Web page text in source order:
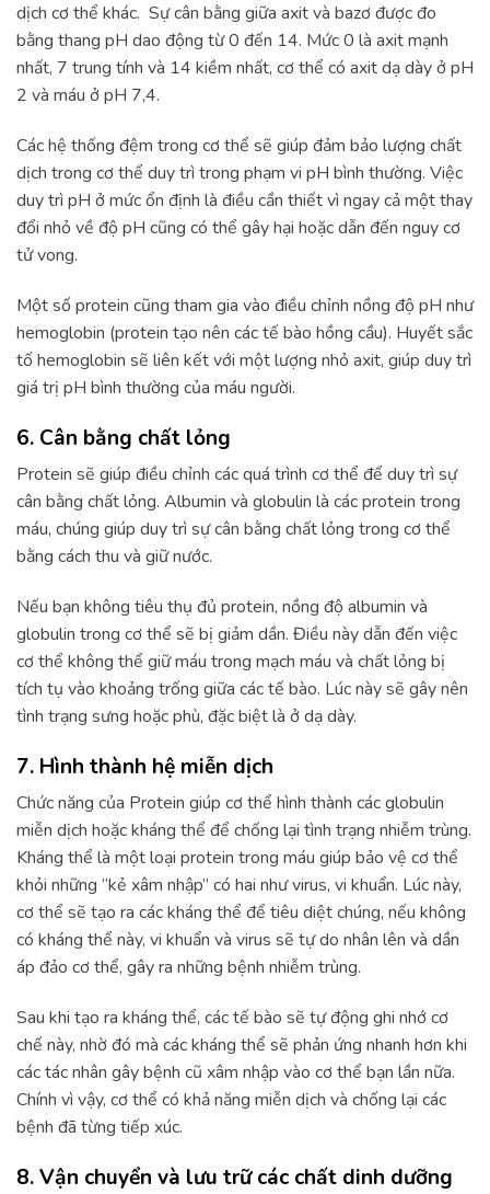
dịch cơ thể khác. Sự cân bằng giữa axit và bazơ được đo
bằng thang pH dao động từ 0 đến 14. Mức 0 là axit mạnh
nhất, 7 trung tính và 14 kiềm nhất, cơ thể có axit dạ dày ở pH
2 và máu ở pH 7,4.
Các hệ thống đệm trong cơ thể sẽ giúp đảm bảo lượng chất
dịch trong cơ thể duy trì trong phạm vi pH bình thường. Việc
duy trì pH ở mức ổn định là điều cần thiết vì ngay cả một thay
đổi nhỏ về độ pH cũng có thể gây hại hoặc dẫn đến nguy cơ
tử vong.
Một số protein cũng tham gia vào điều chỉnh nồng độ pH như
hemoglobin (protein tạo nên các tế bào hồng cầu). Huyết sắc
tố hemoglobin sẽ liên kết với một lượng nhỏ axit, giúp duy trì
giá trị pH bình thường của máu người.
6. Cân bằng chất lỏng
Protein sẽ giúp điều chỉnh các quá trình cơ thể để duy trì sự
cân bằng chất lỏng. Albumin và globulin là các protein trong
máu, chúng giúp duy trì sự cân bằng chất lỏng trong cơ thể
bằng cách thu và giữ nước.
Nếu bạn không tiêu thụ đủ protein, nồng độ albumin và
globulin trong cơ thể sẽ bị giảm dần. Điều này dẫn đến việc
cơ thể không thể giữ máu trong mạch máu và chất lỏng bị
tích tụ vào khoảng trống giữa các tế bào. Lúc này sẽ gây nên
tình trạng sưng hoặc phù, đặc biệt là ở dạ dày.
7. Hình thành hệ miễn dịch
Chức năng của Protein giúp cơ thể hình thành các globulin
miễn dịch hoặc kháng thể để chống lại tình trạng nhiễm trùng.
Kháng thể là một loại protein trong máu giúp bảo vệ cơ thể
khỏi những “kẻ xâm nhập” có hai như virus, vi khuẩn. Lúc này,
cơ thể sẽ tạo ra các kháng thể để tiêu diệt chúng, nếu không
có kháng thể này, vi khuẩn và virus sẽ tự do nhân lên và dần
áp đảo cơ thể, gây ra những bệnh nhiễm trùng.
Sau khi tạo ra kháng thể, các tế bào sẽ tự động ghi nhớ cơ
chế này, nhờ đó mà các kháng thể sẽ phản ứng nhanh hơn khi
các tác nhân gây bệnh cũ xâm nhập vào cơ thể bạn lần nữa.
Chính vì vậy, cơ thể có khả năng miễn dịch và chống lại các
bệnh đã từng tiếp xúc.
8. Vận chuyển và lưu trữ các chất dinh dưỡng